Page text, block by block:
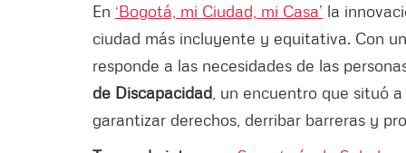
En ‘Bogotá, mi Ciudad, mi Casa’ la
ciudad más incluyente y equitativa. Con
responde a las necesidades de las
de Discapacidad , un encuentro que situó
garantizar derechos, derribar barreras y